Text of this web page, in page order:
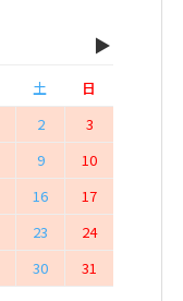
▶
土
日
2
3
9
10
16
17
23
24
30 31